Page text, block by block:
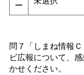
ー
問７「しまね情報
ビ広報について、
かせください。